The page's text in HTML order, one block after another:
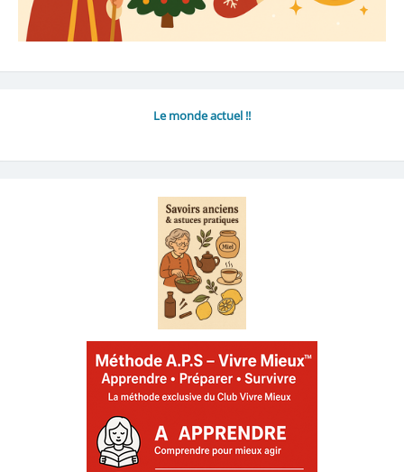
Le monde actuel !!